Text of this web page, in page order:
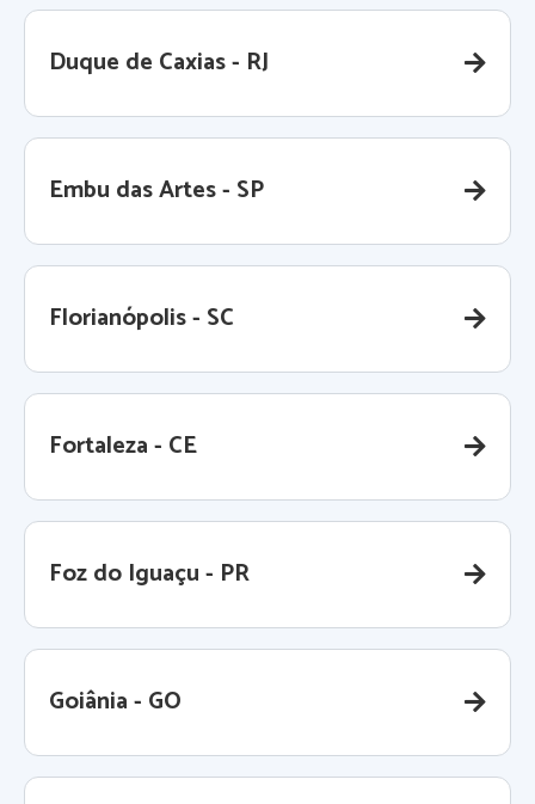
Duque de Caxias - RJ
Embu das Artes - SP
Florianópolis - SC
Fortaleza - CE
Foz do Iguaçu - PR
Goiânia - GO